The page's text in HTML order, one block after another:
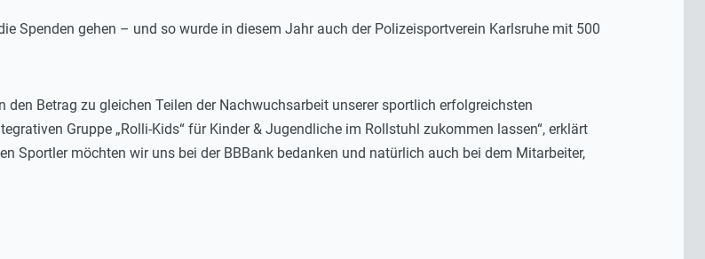
Spenden gehen – und so wurde in diesem Jahr auch der Polizeisportverein Karlsruhe mit 500
den Betrag zu gleichen Teilen der Nachwuchsarbeit unserer sportlich erfolgreichsten
Gruppe „Rolli-Kids“ für Kinder & Jugendliche im Rollstuhl zukommen lassen“, erklärt
Sportler möchten wir uns bei der BBBank bedanken und natürlich auch bei dem Mitarbeiter,